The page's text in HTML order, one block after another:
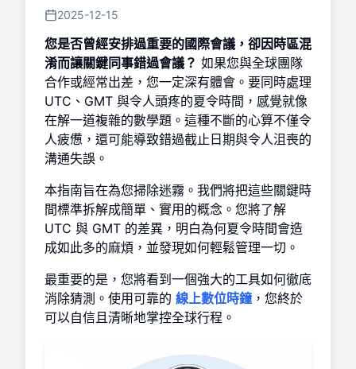
2025-12-15
您是否曾經安排過重要的國際會議，卻因時區混
淆而讓關鍵同事錯過會議？ 如果您與全球團隊
合作或經常出差，您一定深有體會。要同時處理
UTC、GMT 與令人頭疼的夏令時間，感覺就像
在解一道複雜的數學題。這種不斷的心算不僅令
人疲憊，還可能導致錯過截止日期與令人沮喪的
溝通失誤。
本指南旨在為您掃除迷霧。我們將把這些關鍵時
間標準拆解成簡單、實用的概念。您將了解
UTC 與 GMT 的差異，明白為何夏令時間會造
成如此多的麻煩，並發現如何輕鬆管理一切。
最重要的是，您將看到一個強大的工具如何徹底
消除猜測。使用可靠的 線上數位時鐘，您終於
可以自信且清晰地掌控全球行程。